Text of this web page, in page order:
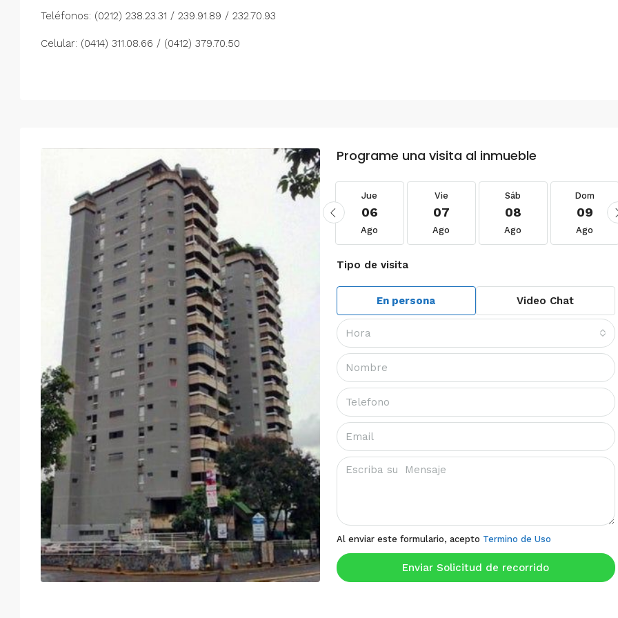
Teléfonos: (0212) 238.23.31 / 239.91.89 / 232.70.93
Celular: (0414) 311.08.66 / (0412) 379.70.50
Programe una visita al inmueble
Lun
17
Ago Ago
Jue Jue
06
Ago
Vie
07
Ago
Sáb
08
Ago
Dom
09
Ago
Tipo de visita
En persona Video Chat
Hora
Al enviar este formulario, acepto Termino de Uso
Enviar Solicitud de recorrido